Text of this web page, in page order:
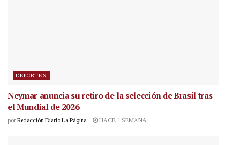
DEPORTES
Neymar anuncia su retiro de la selección de Brasil tras
el Mundial de 2026
por Redacción Diario La Página HACE 1 SEMANA